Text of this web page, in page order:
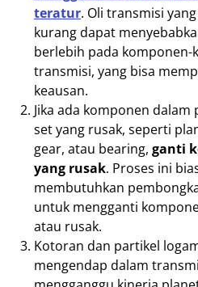
teratur. Oli transmisi
kurang dapat
berlebih pada komponen-
transmisi, yang bisa
keausan.
Jika ada komponen dalam
set yang rusak, seperti
gear, atau bearing, ganti
yang rusak. Proses ini
membutuhkan
untuk mengganti
atau rusak.
Kotoran dan partikel
mengendap dalam